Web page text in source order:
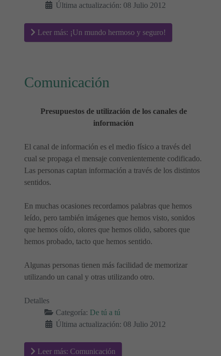
Última actualización: 08 Julio 2012
Leer más: ¡Un mundo hermoso y seguro!
Comunicación
Presupuestos de utilización de los canales de
información
El canal de información es el medio físico a través del
cual se propaga el mensaje convenientemente codificado.
Las personas captan información a través de los distintos
sentidos.
En muchas ocasiones recordamos palabras que hemos
leído, pero también imágenes que hemos visto, sonidos
que hemos oído, olores que hemos olido, sabores que
hemos probado, tacto que hemos sentido.
Algunas personas tienen más facilidad de memorizar
utilizando un canal y otras utilizando otro.
Detalles
Categoría: De tú a tú
Última actualización: 08 Julio 2012
Leer más: Comunicación